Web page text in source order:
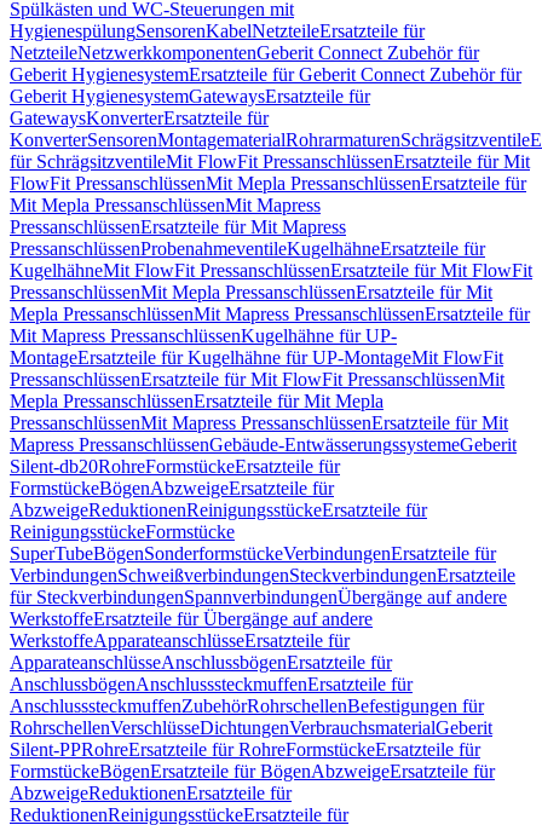
Spülkästen und WC-Steuerungen mit
HygienespülungSensorenKabelNetzteileErsatzteile für
NetzteileNetzwerkkomponentenGeberit Connect Zubehör für
Geberit HygienesystemErsatzteile für Geberit Connect Zubehör für
Geberit HygienesystemGatewaysErsatzteile für
GatewaysKonverterErsatzteile für
KonverterSensorenMontagematerialRohrarmaturenSchrägsitzventile
für SchrägsitzventileMit FlowFit PressanschlüssenErsatzteile für Mit
FlowFit PressanschlüssenMit Mepla PressanschlüssenErsatzteile für
Mit Mepla PressanschlüssenMit Mapress
PressanschlüssenErsatzteile für Mit Mapress
PressanschlüssenProbenahmeventileKugelhähneErsatzteile für
KugelhähneMit FlowFit PressanschlüssenErsatzteile für Mit FlowFit
PressanschlüssenMit Mepla PressanschlüssenErsatzteile für Mit
Mepla PressanschlüssenMit Mapress PressanschlüssenErsatzteile für
Mit Mapress PressanschlüssenKugelhähne für UP-
MontageErsatzteile für Kugelhähne für UP-MontageMit FlowFit
PressanschlüssenErsatzteile für Mit FlowFit PressanschlüssenMit
Mepla PressanschlüssenErsatzteile für Mit Mepla
PressanschlüssenMit Mapress PressanschlüssenErsatzteile für Mit
Mapress PressanschlüssenGebäude-EntwässerungssystemeGeberit
Silent-db20RohreFormstückeErsatzteile für
FormstückeBögenAbzweigeErsatzteile für
AbzweigeReduktionenReinigungsstückeErsatzteile für
ReinigungsstückeFormstücke
SuperTubeBögenSonderformstückeVerbindungenErsatzteile für
VerbindungenSchweißverbindungenSteckverbindungenErsatzteile
für SteckverbindungenSpannverbindungenÜbergänge auf andere
WerkstoffeErsatzteile für Übergänge auf andere
WerkstoffeApparateanschlüsseErsatzteile für
ApparateanschlüsseAnschlussbögenErsatzteile für
AnschlussbögenAnschlusssteckmuffenErsatzteile für
AnschlusssteckmuffenZubehörRohrschellenBefestigungen für
RohrschellenVerschlüsseDichtungenVerbrauchsmaterialGeberit
Silent-PPRohreErsatzteile für RohreFormstückeErsatzteile für
FormstückeBögenErsatzteile für BögenAbzweigeErsatzteile für
AbzweigeReduktionenErsatzteile für
ReduktionenReinigungsstückeErsatzteile für